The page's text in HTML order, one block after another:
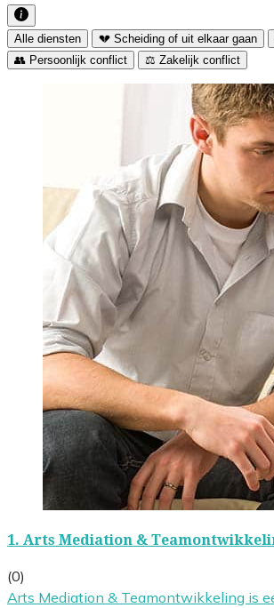
Alle diensten 💔 Scheiding of uit elkaar gaan
👥 Persoonlijk conflict
⚖️ Zakelijk conflict
1. Arts Mediation &
(0)
Arts Mediation & Teamontwikkeling is